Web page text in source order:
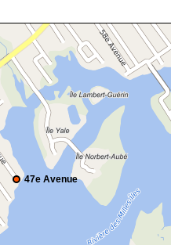
47e Avenue